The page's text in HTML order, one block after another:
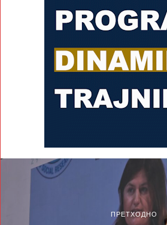
ПРЕТХОДНО